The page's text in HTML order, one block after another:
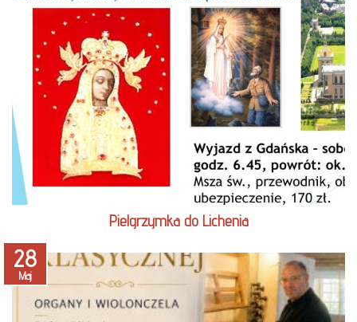
czytaj więcej
Pielgrzymka do Lichenia
28
Maj